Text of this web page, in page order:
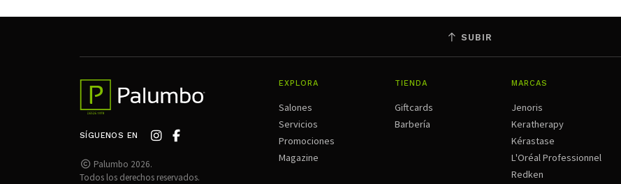
SUBIR
SÍGUENOS EN
Palumbo 2026.
Todos los derechos reservados.
EXPLORA
Salones
Servicios
Promociones
Magazine
TIENDA
Giftcards
Barbería
MARCAS
Jenoris
Keratherapy
Kérastase
L'Oréal Professionnel
Redken